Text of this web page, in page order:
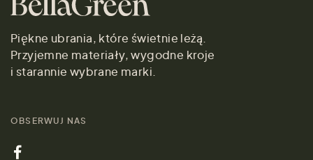
Piękne ubrania, które świetnie leżą.
Przyjemne materiały, wygodne kroje
i starannie wybrane marki.
OBSERWUJ NAS